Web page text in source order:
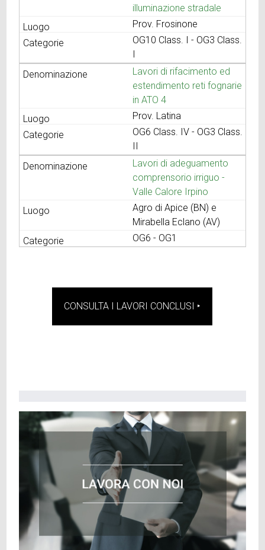
illuminazione stradale
Prov. Frosinone
OG10 Class. I - OG3 Class.
I
Lavori di rifacimento ed
estendimento reti fognarie
in ATO 4
Prov. Latina
OG6 Class. IV - OG3 Class.
II
Lavori di adeguamento
comprensorio irriguo -
Valle Calore Irpino
Agro di Apice (BN) e
Mirabella Eclano (AV)
OG6 - OG1
CONSULTA I LAVORI CONCLUSI ‣